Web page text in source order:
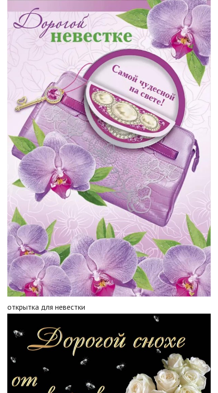
открытка для невестки